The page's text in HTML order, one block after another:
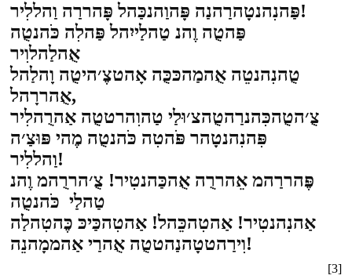
פַּהנִהנטָהרַהנַה פָּהוַהנכַּהל פָּהררַה וַהללִיר!
פַּהטֻה וֶהנ טַהלַייִהל פַּהלִה כֹּהנטֻה
אֻהלַהלוִיר
טֻהנִהנטֵה אֻהמַהכּכֻּה אָהטצֶ׳היטֻה וָהלַהל
אֻהררָהל,
צֻ׳הטֻהכִּהנרַהטֻהצ׳וּלַי טַהוִהרטטֻה אַהרֻהלִיר
פִּהנִהנטָהר פֹּהטִה כֹּהנטֻה מֶהי פּוּצַ׳ה
וַהללִיר!
פֶּהררַהמ אֵהררֻה אֻהכַּהנטִיר! צֻ׳הררֻהמ וֶהנ
טַהלַי כֹּהנטֻה
אַהנִהנטִיר! אַהטִהכֵּהל! אַהטִהכַּיכּ כֶּהטִהלַה
וִירַהטטָהנַהטטֻה אֻהרַי אַהממָהנֵה!
[3]